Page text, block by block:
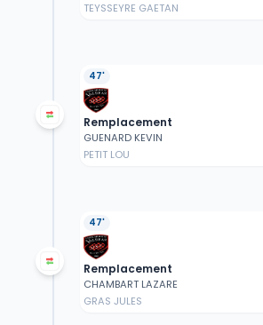
TEYSSEYRE GAETAN
47'
Remplacement
GUENARD KEVIN
PETIT LOU
47'
Remplacement
CHAMBART LAZARE
GRAS JULES